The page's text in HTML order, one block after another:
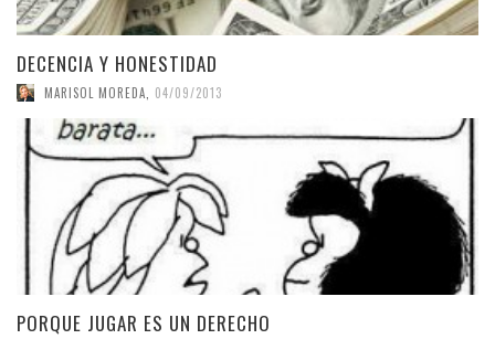
DECENCIA Y HONESTIDAD
MARISOL MOREDA 04/09/2013
PORQUE JUGAR ES UN DERECHO